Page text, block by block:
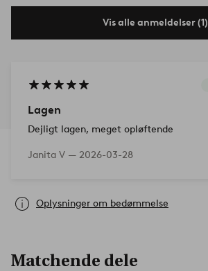
Vis alle anmeldelser (1)
Lagen
Dejligt lagen, meget opløftende
Janita V — 2026-03-28
Oplysninger om bedømmelse
Matchende dele